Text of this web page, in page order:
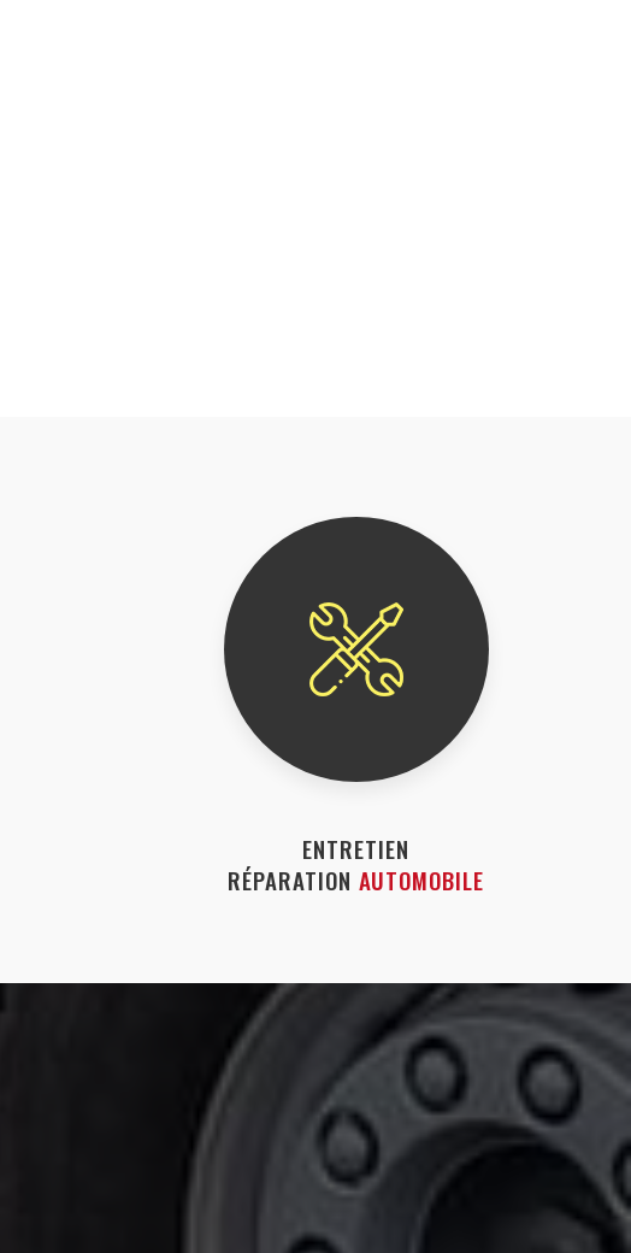
ENTRETIEN
RÉPARATION AUTOMOBILE